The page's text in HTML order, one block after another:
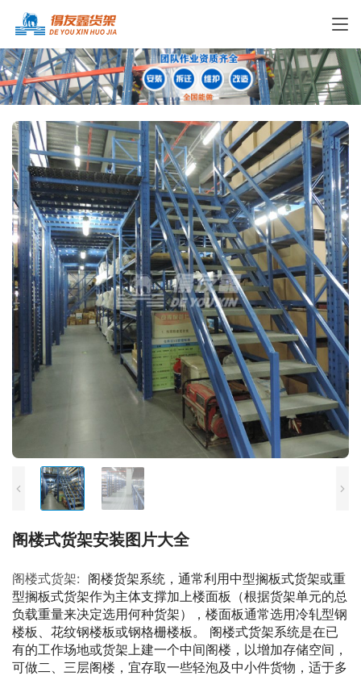
阁楼式货架安装图片大全
阁楼式货架: 阁楼货架系统，通常利用中型搁板式货架或重
型搁板式货架作为主体支撑加上楼面板（根据货架单元的总
负载重量来决定选用何种货架），楼面板通常选用冷轧型钢
楼板、花纹钢楼板或钢格栅楼板。 阁楼式货架系统是在已
有的工作场地或货架上建一个中间阁楼，以增加存储空间，
可做二、三层阁楼，宜存取一些轻泡及中小件货物，适于多